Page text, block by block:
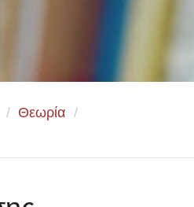
/ Θεωρία /